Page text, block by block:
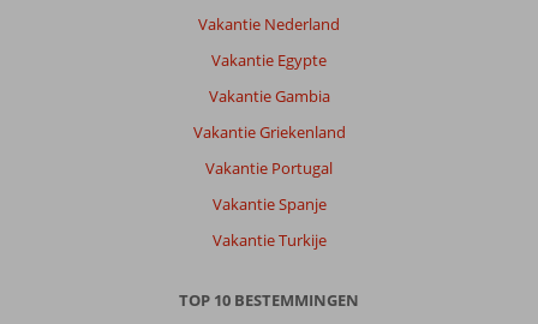
Vakantie Nederland
Vakantie Egypte
Vakantie Gambia
Vakantie Griekenland
Vakantie Portugal
Vakantie Spanje
Vakantie Turkije
TOP 10 BESTEMMINGEN